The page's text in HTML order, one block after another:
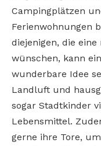
Campingplätzen
Ferienwohnungen
diejenigen, die
wünschen, kann ein
wunderbare Idee
Landluft und
sogar Stadtkinder
Lebensmittel.
gerne ihre Tore,